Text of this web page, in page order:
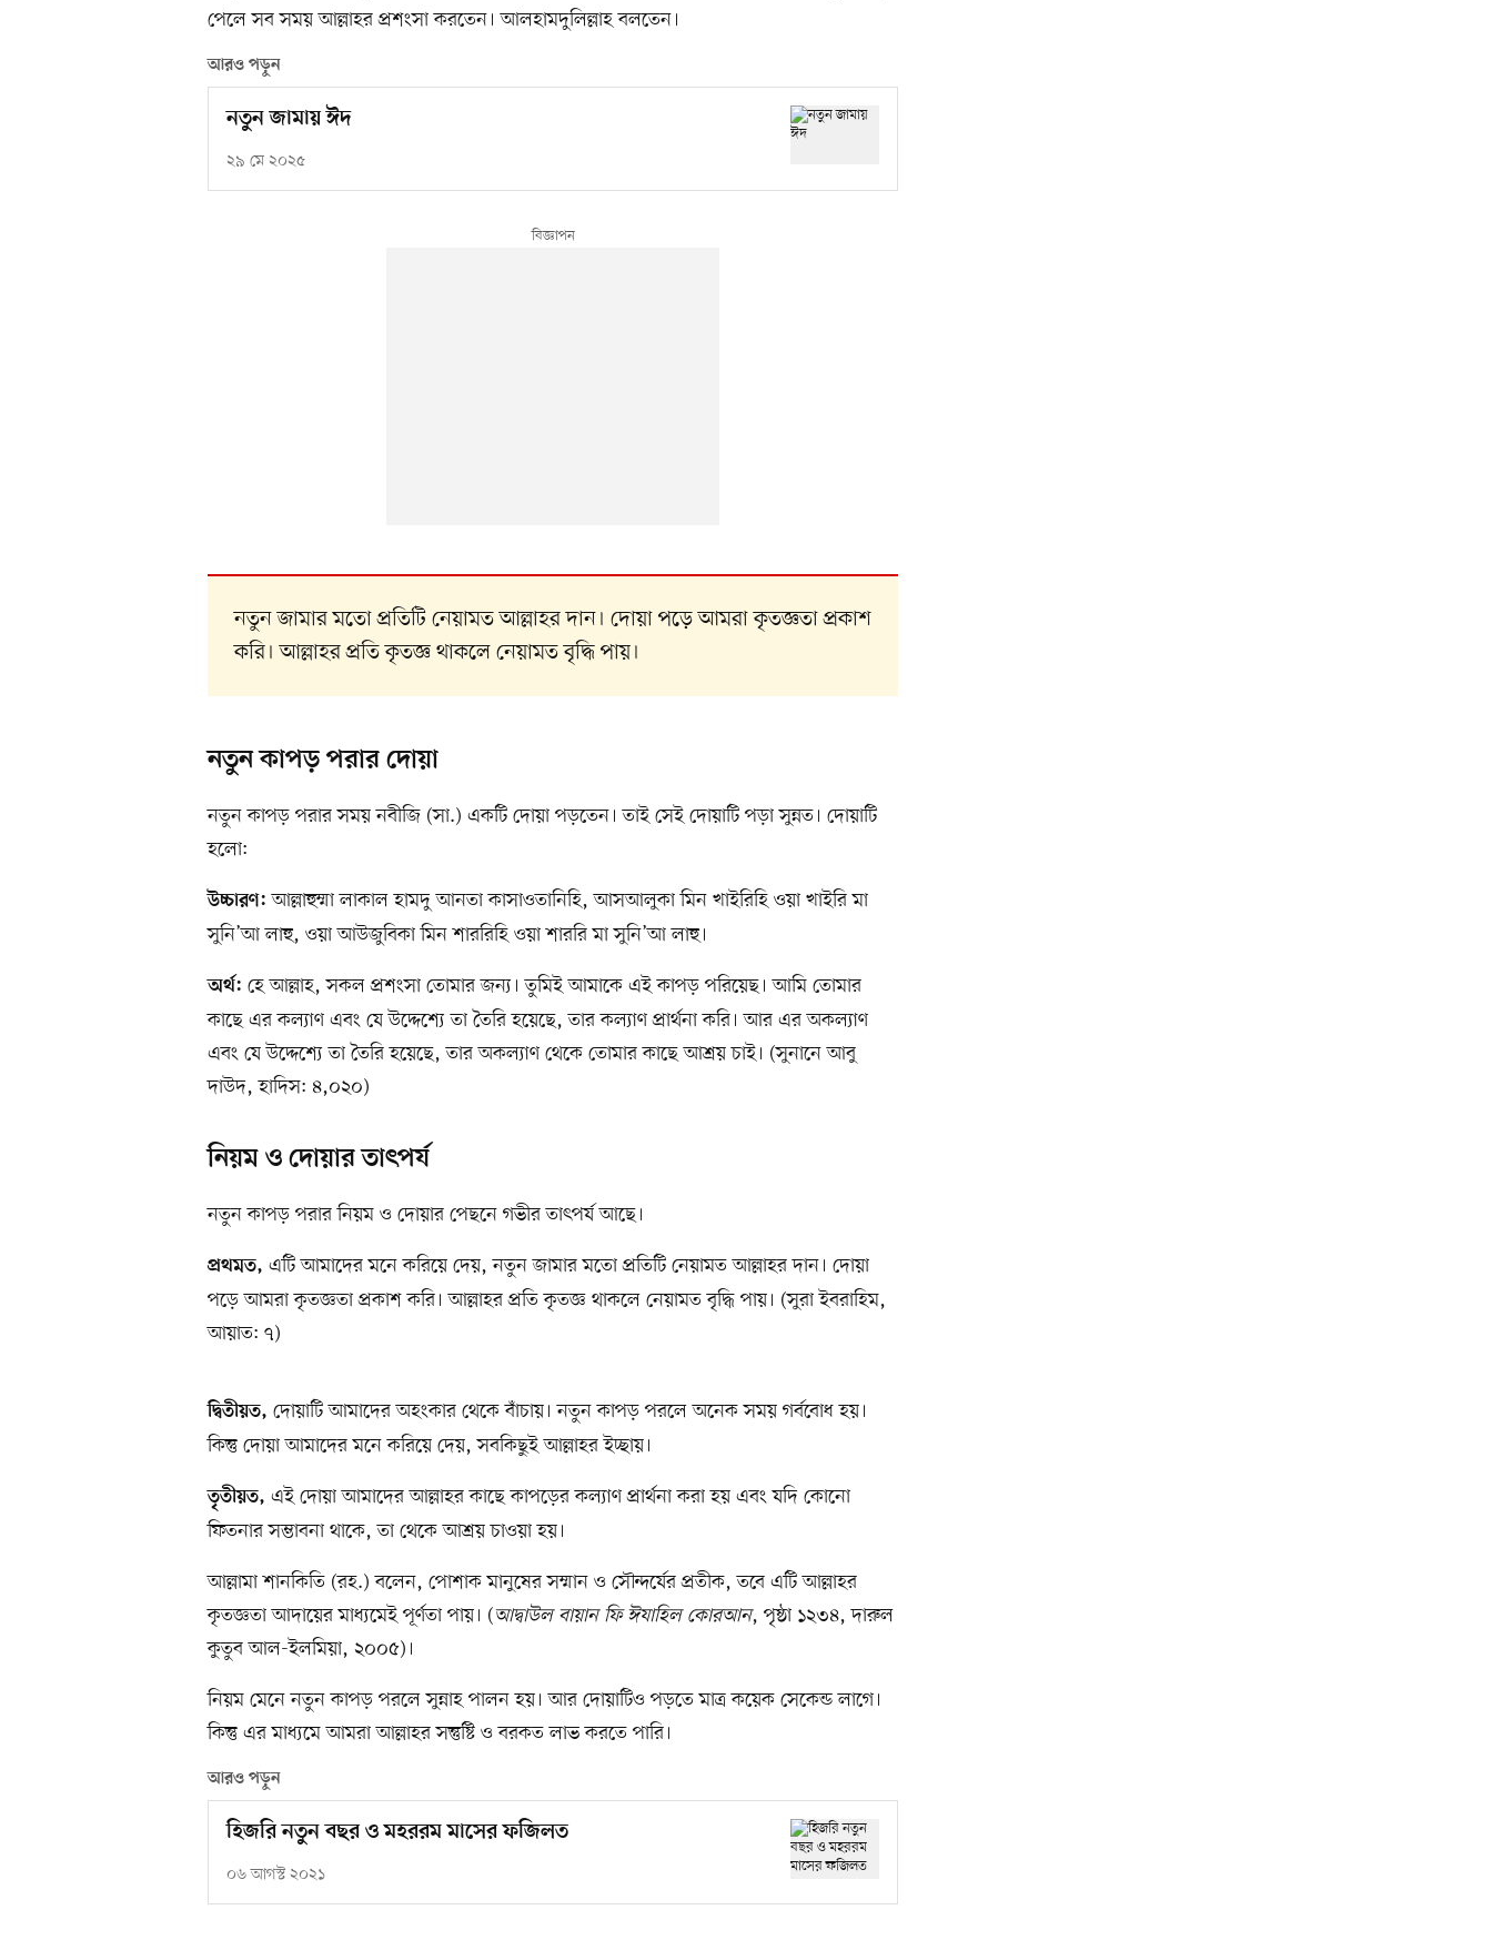
পেলে সব সময় আল্লাহর প্রশংসা করতেন। আলহামদুলিল্লাহ বলতেন।
আরও পড়ুন
নতুন জামায় ঈদ
২৯ মে ২০২৫
নতুন জামার মতো প্রতিটি নেয়ামত আল্লাহর দান। দোয়া পড়ে আমরা কৃতজ্ঞতা প্রকাশ
করি। আল্লাহর প্রতি কৃতজ্ঞ থাকলে নেয়ামত বৃদ্ধি পায়।
নতুন কাপড় পরার দোয়া
নতুন কাপড় পরার সময় নবীজি (সা.) একটি দোয়া পড়তেন। তাই সেই দোয়াটি পড়া সুন্নত। দোয়াটি
হলো:
উচ্চারণ: আল্লাহুম্মা লাকাল হামদু আনতা কাসাওতানিহি, আসআলুকা মিন খাইরিহি ওয়া খাইরি মা
সুনি’আ লাহু, ওয়া আউজুবিকা মিন শাররিহি ওয়া শাররি মা সুনি’আ লাহু।
অর্থ: হে আল্লাহ, সকল প্রশংসা তোমার জন্য। তুমিই আমাকে এই কাপড় পরিয়েছ। আমি তোমার
কাছে এর কল্যাণ এবং যে উদ্দেশ্যে তা তৈরি হয়েছে, তার কল্যাণ প্রার্থনা করি। আর এর অকল্যাণ
এবং যে উদ্দেশ্যে তা তৈরি হয়েছে, তার অকল্যাণ থেকে তোমার কাছে আশ্রয় চাই। (সুনানে আবু
দাউদ, হাদিস: ৪,০২০)
নিয়ম ও দোয়ার তাৎপর্য
নতুন কাপড় পরার নিয়ম ও দোয়ার পেছনে গভীর তাৎপর্য আছে।
প্রথমত, এটি আমাদের মনে করিয়ে দেয়, নতুন জামার মতো প্রতিটি নেয়ামত আল্লাহর দান। দোয়া
পড়ে আমরা কৃতজ্ঞতা প্রকাশ করি। আল্লাহর প্রতি কৃতজ্ঞ থাকলে নেয়ামত বৃদ্ধি পায়। (সুরা ইবরাহিম,
আয়াত: ৭)
দ্বিতীয়ত, দোয়াটি আমাদের অহংকার থেকে বাঁচায়। নতুন কাপড় পরলে অনেক সময় গর্ববোধ হয়।
কিন্তু দোয়া আমাদের মনে করিয়ে দেয়, সবকিছুই আল্লাহর ইচ্ছায়।
তৃতীয়ত, এই দোয়া আমাদের আল্লাহর কাছে কাপড়ের কল্যাণ প্রার্থনা করা হয় এবং যদি কোনো
ফিতনার সম্ভাবনা থাকে, তা থেকে আশ্রয় চাওয়া হয়।
আল্লামা শানকিতি (রহ.) বলেন, পোশাক মানুষের সম্মান ও সৌন্দর্যের প্রতীক, তবে এটি আল্লাহর
কৃতজ্ঞতা আদায়ের মাধ্যমেই পূর্ণতা পায়। (আদ্বাউল বায়ান ফি ঈযাহিল কোরআন, পৃষ্ঠা ১২৩৪, দারুল
কুতুব আল-ইলমিয়া, ২০০৫)।
নিয়ম মেনে নতুন কাপড় পরলে সুন্নাহ পালন হয়। আর দোয়াটিও পড়তে মাত্র কয়েক সেকেন্ড লাগে।
কিন্তু এর মাধ্যমে আমরা আল্লাহর সন্তুষ্টি ও বরকত লাভ করতে পারি।
আরও পড়ুন
হিজরি নতুন বছর ও মহররম মাসের ফজিলত
০৬ আগস্ট ২০২১